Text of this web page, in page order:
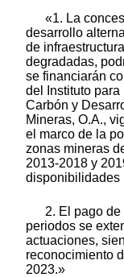
«1. La
desarrollo
de
degradadas,
se financiarán
del Instituto para
Carbón y
Mineras, O.A.,
el marco de la
zonas mineras
2013-2018 y
disponibilidades
2. El pago
periodos se
actuaciones,
reconocimiento
2023.»